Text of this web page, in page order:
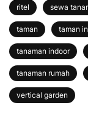
ritel sewa
taman taman
tanaman indoor
tanaman rumah
vertical garden